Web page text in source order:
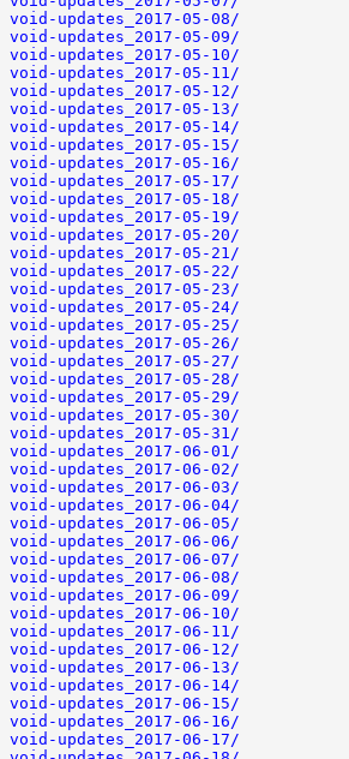
void-updates_2017-05-08/
void-updates_2017-05-09/
void-updates_2017-05-10/
void-updates_2017-05-11/
void-updates_2017-05-12/
void-updates_2017-05-13/
void-updates_2017-05-14/
void-updates_2017-05-15/
void-updates_2017-05-16/
void-updates_2017-05-17/
void-updates_2017-05-18/
void-updates_2017-05-19/
void-updates_2017-05-20/
void-updates_2017-05-21/
void-updates_2017-05-22/
void-updates_2017-05-23/
void-updates_2017-05-24/
void-updates_2017-05-25/
void-updates_2017-05-26/
void-updates_2017-05-27/
void-updates_2017-05-28/
void-updates_2017-05-29/
void-updates_2017-05-30/
void-updates_2017-05-31/
void-updates_2017-06-01/
void-updates_2017-06-02/
void-updates_2017-06-03/
void-updates_2017-06-04/
void-updates_2017-06-05/
void-updates_2017-06-06/
void-updates_2017-06-07/
void-updates_2017-06-08/
void-updates_2017-06-09/
void-updates_2017-06-10/
void-updates_2017-06-11/
void-updates_2017-06-12/
void-updates_2017-06-13/
void-updates_2017-06-14/
void-updates_2017-06-15/
void-updates_2017-06-16/
void-updates_2017-06-17/